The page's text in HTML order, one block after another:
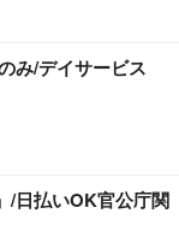
み/デイサービス
/日払いOK官公庁関